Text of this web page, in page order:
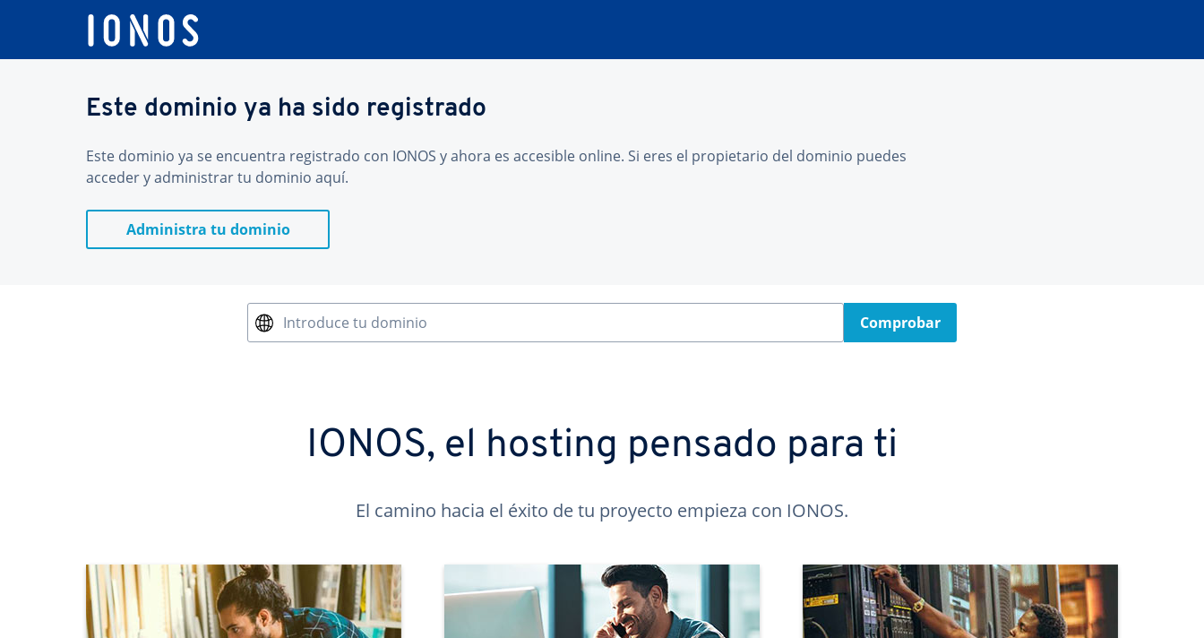
Este dominio ya ha sido registrado
Este dominio ya se encuentra registrado con IONOS y ahora es accesible online. Si eres el propietario del dominio puedes
acceder y administrar tu dominio aquí.
Administra tu dominio
Introduce tu dominio Comprobar
IONOS, el hosting pensado para ti
El camino hacia el éxito de tu proyecto empieza con IONOS.